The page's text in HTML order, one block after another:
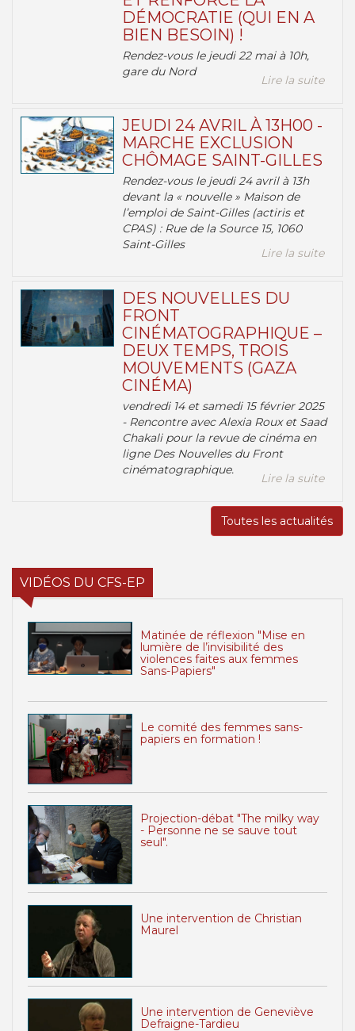
DÉMOCRATIE (QUI EN A
BIEN BESOIN) !
Rendez-vous le jeudi 22 mai à 10h,
gare du Nord
Lire la suite
JEUDI 24 AVRIL À 13H00 -
MARCHE EXCLUSION
CHÔMAGE SAINT-GILLES
Rendez-vous le jeudi 24 avril à 13h
devant la « nouvelle » Maison de
l’emploi de Saint-Gilles (actiris et
CPAS) : Rue de la Source 15, 1060
Saint-Gilles
Lire la suite
DES NOUVELLES DU
FRONT
CINÉMATOGRAPHIQUE –
DEUX TEMPS, TROIS
MOUVEMENTS (GAZA
CINÉMA)
vendredi 14 et samedi 15 février 2025
- Rencontre avec Alexia Roux et Saad
Chakali pour la revue de cinéma en
ligne Des Nouvelles du Front
cinématographique.
Lire la suite
Toutes les actualités
VIDÉOS DU CFS-EP
Matinée de réflexion "Mise en
lumière de l’invisibilité des
violences faites aux femmes
Sans-Papiers"
Le comité des femmes sans-
papiers en formation !
Projection-débat "The milky way
- Personne ne se sauve tout
seul".
Une intervention de Christian
Maurel
Une intervention de Geneviève
Defraigne-Tardieu